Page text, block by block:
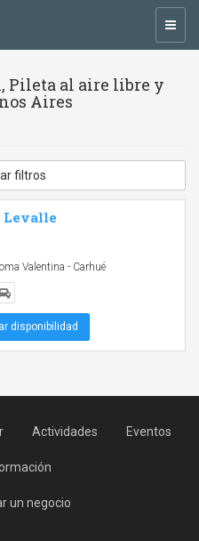
Pileta al aire libre y
Aires
filtros
Levalle
Valentina - Carhué
disponibilidad
Actividades Eventos
un negocio